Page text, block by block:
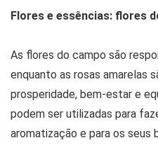
Flores e essências: flores
As flores do campo são
enquanto as rosas amarelas
prosperidade, bem-estar e
podem ser utilizadas para
aromatização e para os seus